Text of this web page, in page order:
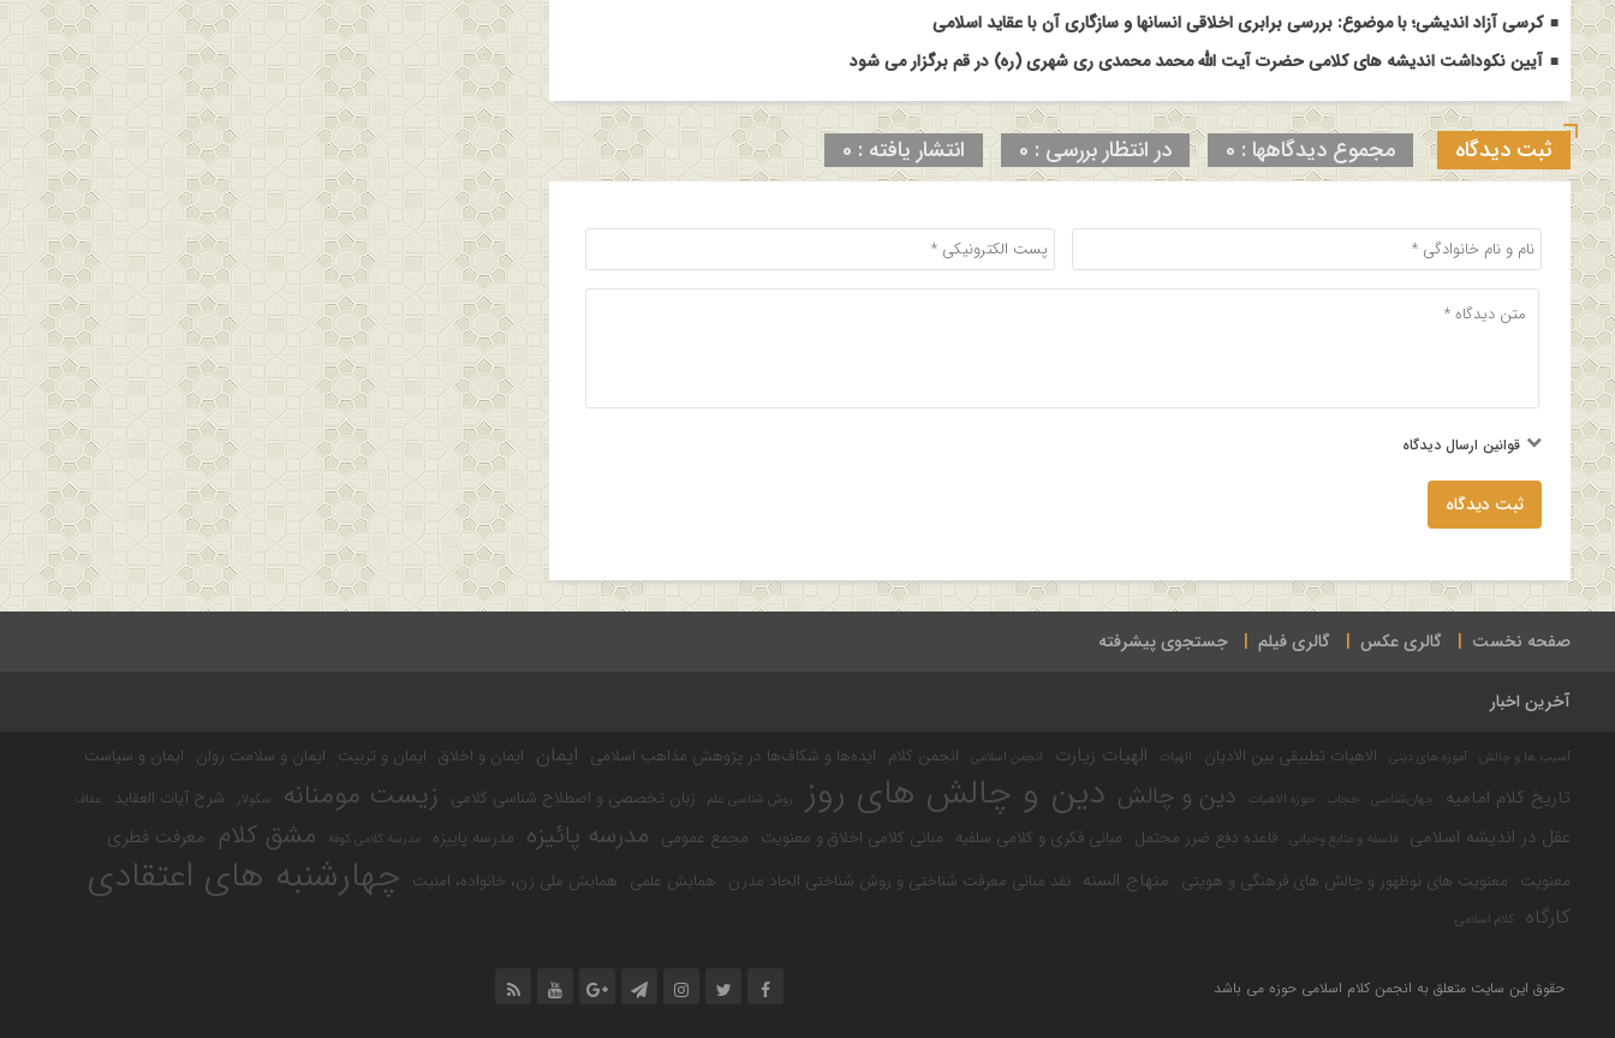
کرسی آزاد اندیشی؛ با موضوع: بررسی برابری اخلاقی انسانها و سازگاری آن با عقاید اسلامی
آیین نکوداشت اندیشه های کلامی حضرت آیت الله محمد محمدی ری شهری (ره) در قم برگزار می شود
ثبت دیدگاه مجموع دیدگاهها : 0 در انتظار بررسی : 0 انتشار یافته : 0
قوانین ارسال دیدگاه
ثبت دیدگاه
صفحه نخست گالری عکس گالری فیلم جستجوی پیشرفته
آخرین اخبار
آسیب ها و چالش آموزه های دینی الاهیات تطبیقی بین الادیان الهیات الهیات زیارت انجمن اسلامی انجمن کلام ایده‌ها و شکاف‌ها در پژوهش مذاهب اسلامی ایمان ایمان و اخلاق ایمان و تربیت ایمان و سلامت روان ایمان و سیاست
تاریخ کلام امامیه جهان‌شناسی حجاب حوزه الاهیات دین و چالش دین و چالش های روز روش شناسی علم زبان تخصصی و اصطلاح شناسی کلامی زیست مومنانه سکولار شرح آیات العقاید عفاف
عقل در اندیشه اسلامی فلسفه و منابع وحیانی قاعده دفع ضرر محتمل مبانی فکری و کلامی سلفیه مبانی کلامی اخلاق و معنویت مجمع عمومی مدرسه پائیزه مدرسه پاییزه مدرسه کلامی کوفه مشق کلام معرفت فطری
معنویت معنویت های نوظهور و چالش های فرهنگی و هویتی منهاج السنه نقد مبانی معرفت شناختی و روش شناختی الحاد مدرن همایش علمی همایش ملی زن، خانواده، امنیت چهارشنبه های اعتقادی
کارگاه کلام اسلامی
حقوق این سایت متعلق به انجمن کلام اسلامی حوزه می باشد